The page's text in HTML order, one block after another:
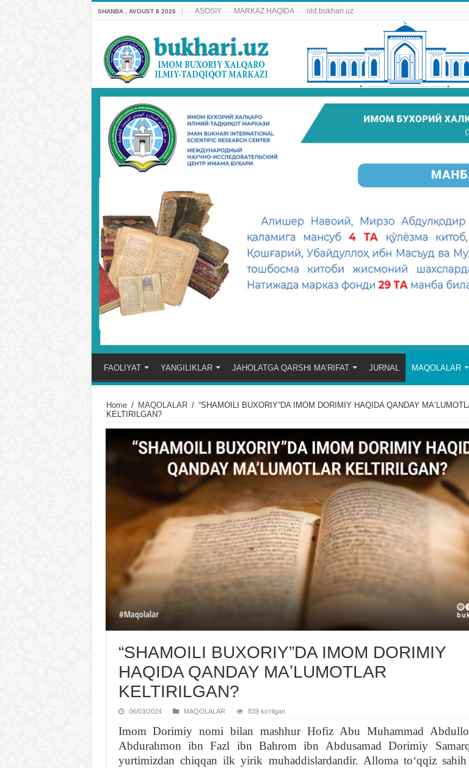
SHANBA , AVGUST 8 2026 ASOSIY MARKAZ HAQIDA old.bukhari.uz
FAOLIYAT YANGILIKLAR JAHOLATGA QARSHI MA’RIFAT JURNAL MAQOLALAR
Home / MAQOLALAR / “SHAMOILI BUXORIY”DA IMOM DORIMIY HAQIDA QANDAY
KELTIRILGAN?
“SHAMOILI BUXORIY”DA IMOM DORIMIY
HAQIDA QANDAY MAʼLUMOTLAR
KELTIRILGAN?
06/03/2024 MAQOLALAR 839 koʻrilgan
Imom Dorimiy nomi bilan mashhur Hofiz Abu Muhammad
Abdurahmon ibn Fazl ibn Bahrom ibn Abdusamad Dorimiy
yurtimizdan chiqqan ilk yirik muhaddislardandir. Alloma toʻqqiz